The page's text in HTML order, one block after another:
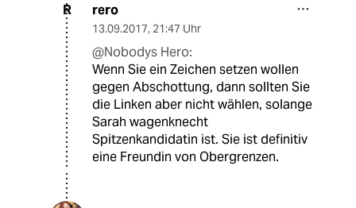
R rero
13.09.2017, 21:47 Uhr
@Nobodys Hero:
Wenn Sie ein Zeichen setzen wollen
gegen Abschottung, dann sollten Sie
die Linken aber nicht wählen, solange
Sarah wagenknecht
Spitzenkandidatin ist. Sie ist definitiv
eine Freundin von Obergrenzen.